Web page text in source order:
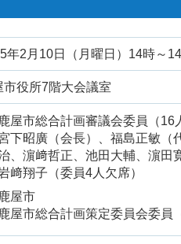
年2月10日（月曜日）14時～
市役所7階大会議室
鹿屋市総合計画審議会委員（16
下昭廣（会長）、福島正敏（
、濵﨑哲正、池田大輔、濵田
﨑翔子（委員4人欠席）
鹿屋市
鹿屋市総合計画策定委員会委員